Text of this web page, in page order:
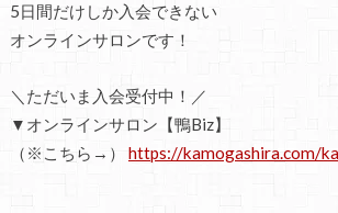
5日間だけしか入会できない
オンラインサロンです！
＼ただいま入会受付中！／
▼オンラインサロン【鴨Biz】
（※こちら→） https://kamogashira.com/